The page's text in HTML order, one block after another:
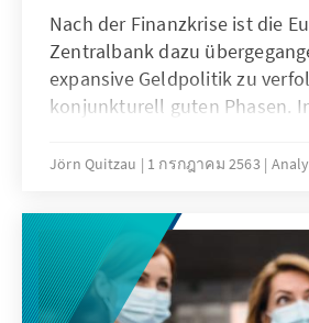
Nach der Finanzkrise ist die
Zentralbank dazu
expansive Geldpolitik zu
konjunkturell guten Phasen.
sogar noch umfangreicher.
finanzpolitische Situation und
nach, ob wir nun eine
können.
Jörn Quitzau 1 กรกฎาคม 2563